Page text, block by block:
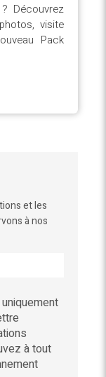
Découvrez
visite
Pack
et les
à nos
à tout